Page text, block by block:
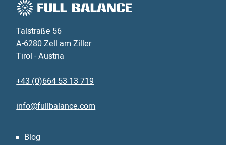
Talstraße 56
A-6280 Zell am Ziller
Tirol - Austria
+43 (0)664 53 13 719
info@fullbalance.com
Blog